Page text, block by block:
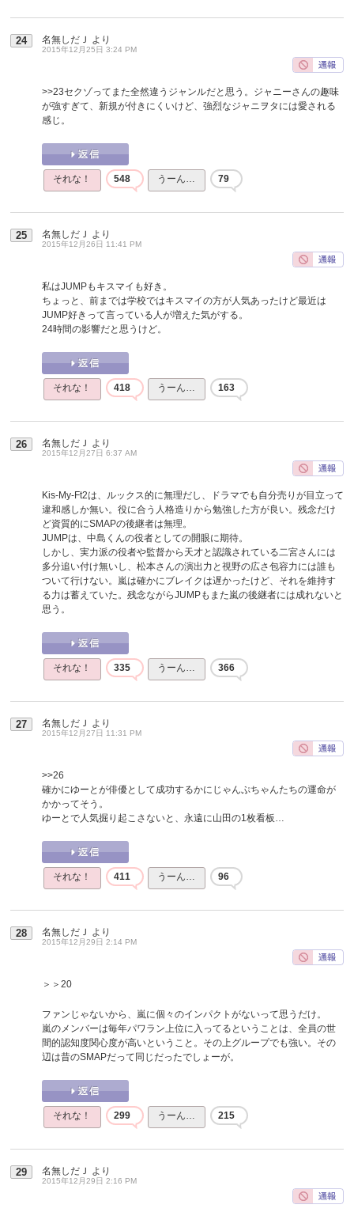
24 名無しだＪ より
2015年12月25日 3:24 PM
>>23セクゾってまた全然違うジャンルだと思う。ジャニーさんの趣味
が強すぎて、新規が付きにくいけど、強烈なジャニヲタには愛される
感じ。
それな！ 548 うーん… 79
25 名無しだＪ より
2015年12月26日 11:41 PM
私はJUMPもキスマイも好き。
ちょっと、前までは学校ではキスマイの方が人気あったけど最近は
JUMP好きって言っている人が増えた気がする。
24時間の影響だと思うけど。
それな！ 418 うーん… 163
26 名無しだＪ より
2015年12月27日 6:37 AM
Kis-My-Ft2は、ルックス的に無理だし、ドラマでも自分売りが目立って
違和感しか無い。役に合う人格造りから勉強した方が良い。残念だけ
ど資質的にSMAPの後継者は無理。
JUMPは、中島くんの役者としての開眼に期待。
しかし、実力派の役者や監督から天才と認識されている二宮さんには
多分追い付け無いし、松本さんの演出力と視野の広さ包容力には誰も
ついて行けない。嵐は確かにブレイクは遅かったけど、それを維持す
る力は蓄えていた。残念ながらJUMPもまた嵐の後継者には成れないと
思う。
それな！ 335 うーん… 366
27 名無しだＪ より
2015年12月27日 11:31 PM
>>26
確かにゆーとが俳優として成功するかにじゃんぷちゃんたちの運命が
かかってそう。
ゆーとで人気掘り起こさないと、永遠に山田の1枚看板…
それな！ 411 うーん… 96
28 名無しだＪ より
2015年12月29日 2:14 PM
＞＞20
ファンじゃないから、嵐に個々のインパクトがないって思うだけ。
嵐のメンバーは毎年パワラン上位に入ってるということは、全員の世
間的認知度関心度が高いということ。その上グループでも強い。その
辺は昔のSMAPだって同じだったでしょーが。
それな！ 299 うーん… 215
29 名無しだＪ より
2015年12月29日 2:16 PM